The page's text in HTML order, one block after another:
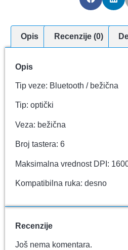
Opis Recenzije (0)
Opis
Tip veze: Bluetooth / bežična
Tip: optički
Veza: bežična
Broj tastera: 6
Maksimalna vrednost DPI:
Kompatibilna ruka: desno
Recenzije
Još nema komentara.